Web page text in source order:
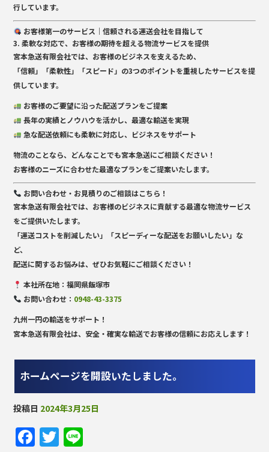
行しています。
お客様第一のサービス｜信頼される運送会社を目指して
3. 柔軟な対応で、お客様の期待を超える物流サービスを提供
宮本急送有限会社では、お客様のビジネスを支えるため、
「信頼」「柔軟性」「スピード」の3つのポイントを重視したサービスを提
供しています。
お客様のご要望に沿った配送プランをご提案
長年の実績とノウハウを活かし、最適な輸送を実現
急な配送依頼にも柔軟に対応し、ビジネスをサポート
物流のことなら、どんなことでも宮本急送にご相談ください！
お客様のニーズに合わせた最適なプランをご提案いたします。
お問い合わせ・お見積りのご相談はこちら！
宮本急送有限会社では、お客様のビジネスに貢献する最適な物流サービス
をご提供いたします。
「運送コストを削減したい」「スピーディーな配送をお願いしたい」な
ど、
配送に関するお悩みは、ぜひお気軽にご相談ください！
本社所在地 ：福岡県飯塚市
お問い合わせ ： 0948-43-3375
九州一円の輸送をサポート！
宮本急送有限会社は、安全・確実な輸送でお客様の信頼にお応えします！
ホームページを開設いたしました。
投稿日 2024年3月25日
F T